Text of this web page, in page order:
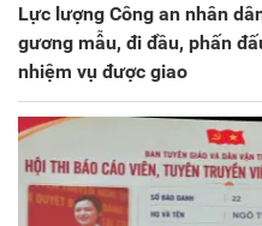
Lực lượng Công an nhân
gương mẫu, đi đầu, phấn
nhiệm vụ được giao